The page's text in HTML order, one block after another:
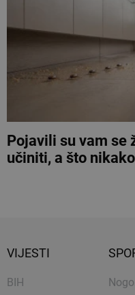
Pojavili su vam se
učiniti, a što
VIJESTI
BIH